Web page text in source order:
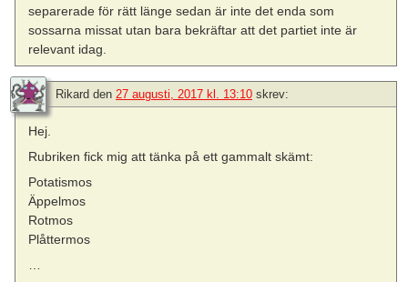
separerade för rätt länge sedan är inte det enda som
sossarna missat utan bara bekräftar att det partiet inte är
relevant idag.
Rikard den 27 augusti, 2017 kl. 13:10 skrev:
Hej.
Rubriken fick mig att tänka på ett gammalt skämt:
Potatismos
Äppelmos
Rotmos
Plåttermos
…